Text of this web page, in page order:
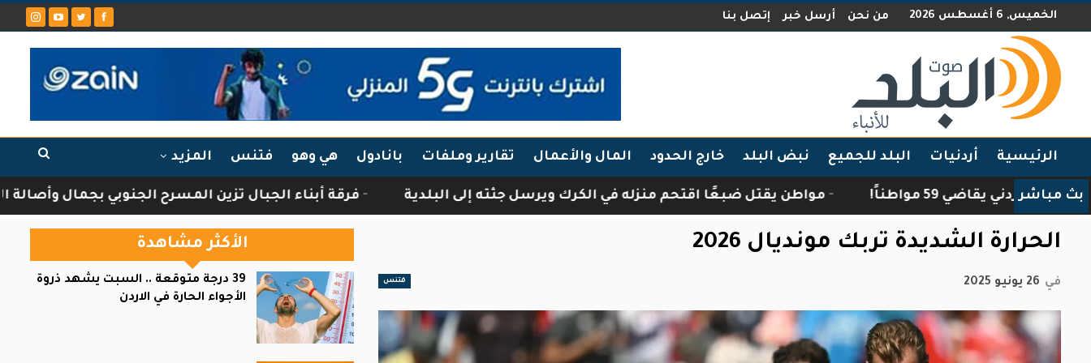
الخميس, 6 أغسطس 2026 من نحن أرسل خبر إتصل بنا
الرئيسية أردنيات البلد للجميع نبض البلد خارج الحدود المال والأعمال تقارير وملفات بانادول هي وهو فتنس المزيد
بث مباشر
أردني يقاضي 59 مواطناً! مواطن يقتل ضبعًا اقتحم منزله في الكرك ويرسل جثته إلى البلدية فرقة أبناء الجبال تزين المسرح الجنوبي بجمال وأصالة
الحرارة الشديدة تربك مونديال 2026
فتنس في 26 يونيو 2025
الأكثر مشاهدة
39 درجة متوقعة .. السبت يشهد ذروة
الأجواء الحارة في الاردن